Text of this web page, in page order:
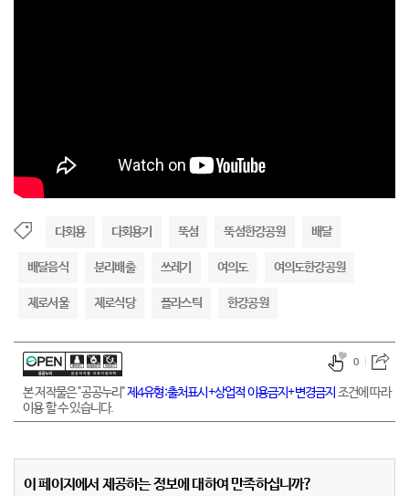
다회용 다회용기 뚝섬 뚝섬한강공원 배달
배달음식 분리배출 쓰레기 여의도 여의도한강공원
제로서울 제로식당 플라스틱 한강공원
본 저작물은 "공공누리"제4유형:출처표시+상업적 이용금지+변경금지 조건에 따라
이용 할 수 있습니다.
0
이 페이지에서 제공하는 정보에 대하여 만족하십니까?